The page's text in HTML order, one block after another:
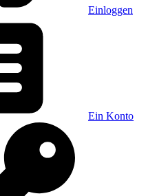
Einloggen
Ein Konto